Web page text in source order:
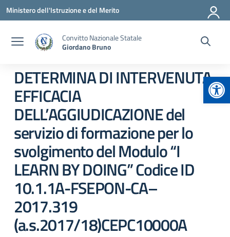
Vai ai contenuti
Vai al menu di navigazione
Vai al footer
Ministero dell'Istruzione e del Merito
Convitto Nazionale Statale
Giordano Bruno
DETERMINA DI INTERVENUTA
EFFICACIA
DELL’AGGIUDICAZIONE del
servizio di formazione per lo
svolgimento del Modulo “I
LEARN BY DOING” Codice ID
10.1.1A-FSEPON-CA–
2017.319
(a.s.2017/18)CEPC10000A